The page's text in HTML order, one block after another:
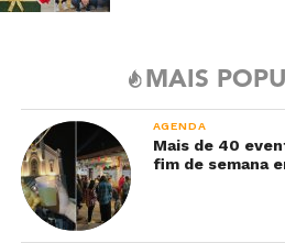
MAIS
AGENDA
Mais de 40
fim de semana